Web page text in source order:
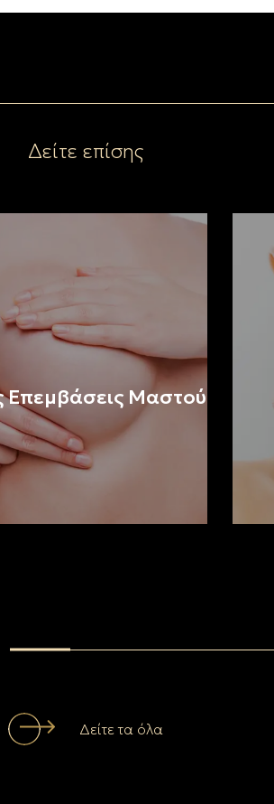
Δείτε επίσης
Επεμβάσεις Mαστoύ
Δείτε τα όλα